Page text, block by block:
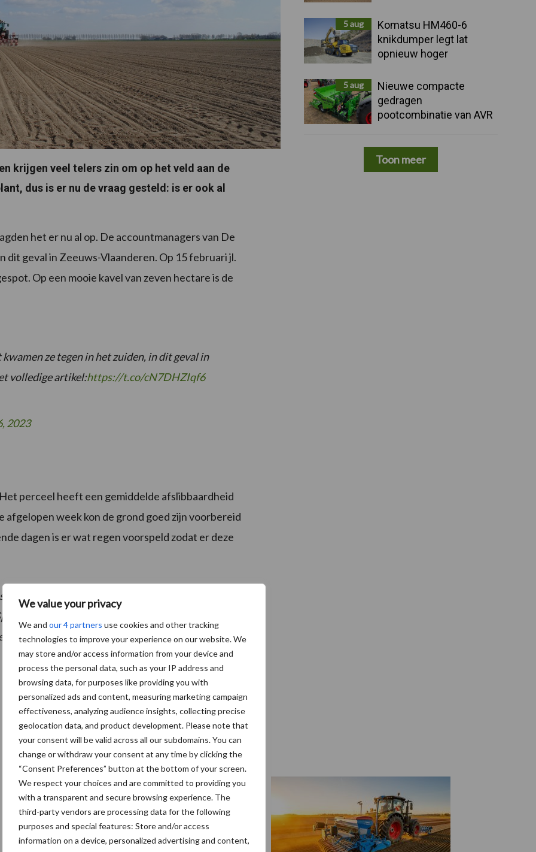
We value your privacy
We and our 4 partners use cookies and other tracking
technologies to improve your experience on our website. We
may store and/or access information from your device and
process the personal data, such as your IP address and
browsing data, for purposes like providing you with
personalized ads and content, measuring marketing campaign
effectiveness, analyzing audience insights, collecting precise
geolocation data, and product development. Please note that
your consent will be valid across all our subdomains. You can
change or withdraw your consent at any time by clicking the
“Consent Preferences” button at the bottom of your screen.
We respect your choices and are committed to providing you
with a transparent and secure browsing experience. The
third-party vendors are processing data for the following
purposes and special features: Store and/or access
information on a device, personalized advertising and content,
krijgen veel telers zin om op het veld aan de
dus is er nu de vraag gesteld: is er ook al
het er nu al op. De accountmanagers van De
dit geval in Zeeuws-Vlaanderen. Op 15 februari jl.
Op een mooie kavel van zeven hectare is de
ze tegen in het zuiden, in dit geval in
volledige artikel:https://t.co/cN7DHZIqf6
2023
perceel heeft een gemiddelde afslibbaardheid
afgelopen week kon de grond goed zijn voorbereid
dagen is er wat regen voorspeld zodat er deze
Ipv met de planter staan we met de zaaimachine
voor de boer. Zijn oude loonwerker had
net, nat zat onderin. 0,6 bar, alles voor de bodem
5 aug
Komatsu HM460-6
knikdumper legt lat
opnieuw hoger
5 aug
Nieuwe compacte
gedragen
pootcombinatie van AVR
Toon meer